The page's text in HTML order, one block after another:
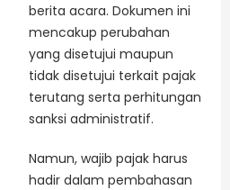
berita acara. Dokumen ini
mencakup perubahan
yang disetujui maupun
tidak disetujui terkait pajak
terutang serta perhitungan
sanksi administratif.
Namun, wajib pajak harus
hadir dalam pembahasan